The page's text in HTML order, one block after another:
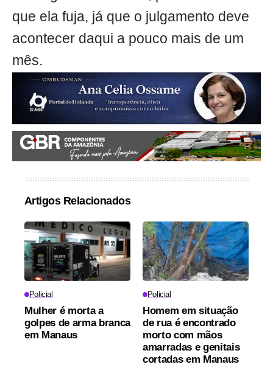
que ela fuja, já que o julgamento deve
acontecer daqui a pouco mais de um
mês.
Artigos Relacionados
Policial
Mulher é morta a
golpes de arma branca
em Manaus
Policial
Homem em situação
de rua é encontrado
morto com mãos
amarradas e genitais
cortadas em Manaus